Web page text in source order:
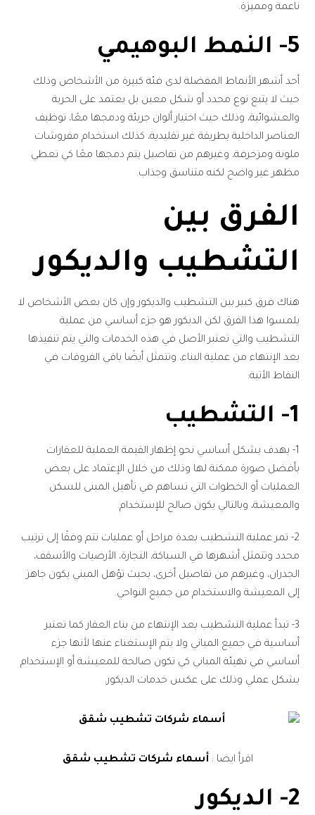
ناعمة ومميزة.
5- النمط البوهيمي
أحد أشهر الأنماط المفضلة لدى فئة كبيرة من الأشخاص وذلك
حيث لا يتبع نوع محدد أو شكل معين بل يعتمد على الحرية
والعشوائية، وذلك حيث اختيار ألوان جريئة ودمجها معًا، توظيف
العناصر الداخلية بطريقة غير تقليدية، كذلك استخدام مفروشات
ملونة ومزخرفة، وغيرهم من تفاصيل يتم دمجها معًا كي تعطي
مظهر غير واضح لكنه متناسق وجذاب.
الفرق بين
التشطيب والديكور
هناك فرق كبير بين التشطيب والديكور وإن كان بعض الأشخاص لا
يلمسوا هذا الفرق لكن الديكور هو جزء أساسي من عملية
التشطيب والتي تعتبر الأصل في هذه الخدمات والتي يتم تنفيذها
بعد الإنتهاء من عملية البناء، وتتمثل أيضًا باقي الفروقات في
النقاط الأتية:
1- التشطيب
1- يهدف بشكل أساسي نحو إظهار القيمة العملية للعقارات
بأفضل صورة ممكنة لها وذلك من خلال الإعتماد على بعض
العمليات أو الخطوات التي تساهم في تأهيل المبنى للسكن
والمعيشة، وبالتالي يكون صالح للإستخدام.
2- تمر عملية التشطيب بعدة مراحل أو عمليات تتم وفقًا إلى ترتيب
محدد وتتمثل أشهرها في السباكة، النجارة، الأرضيات والأسقف،
الجدران، وغيرهم من تفاصيل أخرى، بحيث تؤهل المبني يكون جاهز
إلى المعيشة والاستخدام من جميع النواحي.
3- تبدأ عملية التشطيب بعد الإنتهاء من بناء العقار كما تعتبر
أساسية في جميع المباني ولا يتم الإستغناء عنها لأنها جزء
أساسي في تهيئة المباني كي تكون صالحة للمعيشة أو الإستخدام
بشكل عملي وذلك على عكس خدمات الديكور.
اقرأ ايضا : أسماء شركات تشطيب شقق
2- الديكور